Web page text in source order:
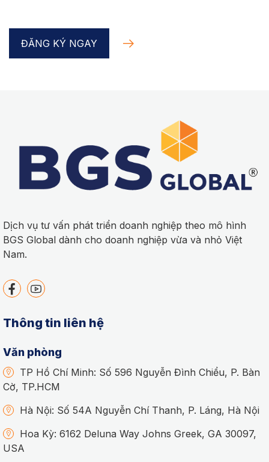
ĐĂNG KÝ NGAY
Dịch vụ tư vấn phát triển doanh nghiệp theo mô hình
BGS Global dành cho doanh nghiệp vừa và nhỏ Việt
Nam.
Thông tin liên hệ
Văn phòng
TP Hồ Chí Minh: Số 596 Nguyễn Đình Chiểu, P. Bàn
Cờ, TP.HCM
Hà Nội: Số 54A Nguyễn Chí Thanh, P. Láng, Hà Nội
Hoa Kỳ: 6162 Deluna Way Johns Greek, GA 30097,
USA